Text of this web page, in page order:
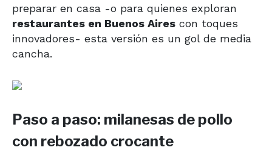
preparar en casa -o para quienes exploran
restaurantes en Buenos Aires con toques
innovadores- esta versión es un gol de media
cancha.
Paso a paso: milanesas de pollo
con rebozado crocante